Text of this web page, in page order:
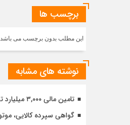
برچسب ها
این مطلب بدون برچسب می باشد.
نوشته های مشابه
تامین مالی ۳,۰۰۰ میلیارد تومانی مفید برای شرکت داروسازی دکتر عبیدی
گواهی سپرده کالایی،